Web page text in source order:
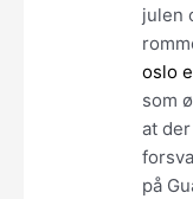
julen
oslo
som
at
på